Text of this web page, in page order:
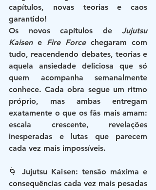
capítulos, novas teorias e caos
garantido!
Os novos capítulos de Jujutsu
Kaisen e Fire Force chegaram com
tudo, reacendendo debates, teorias e
aquela ansiedade deliciosa que só
quem acompanha semanalmente
conhece. Cada obra segue um ritmo
próprio, mas ambas entregam
escala crescente, revelações
inesperadas e lutas que parecem
cada vez mais impossíveis.
🌀 Jujutsu Kaisen: tensão máxima e
consequências cada vez mais pesadas